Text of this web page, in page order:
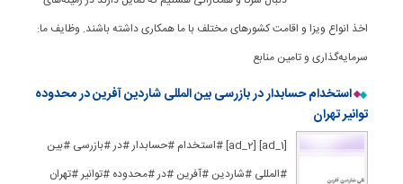
اخذ انواع ویزا و اقامت کشورهای مختلف با ما همکاری داشته باشند. وظایف ما:
سرمایه‌گذاری و تامین منابع
استخدام حسابدار در بازرسی بین المللی شاردین آفرین در محدوده
توانیر تهران
[ad_1] [ad_2] #استخدام #حسابدار #در #بازرسی #بین
#المللی #شاردین #آفرین #در #محدوده #توانیر #تهران